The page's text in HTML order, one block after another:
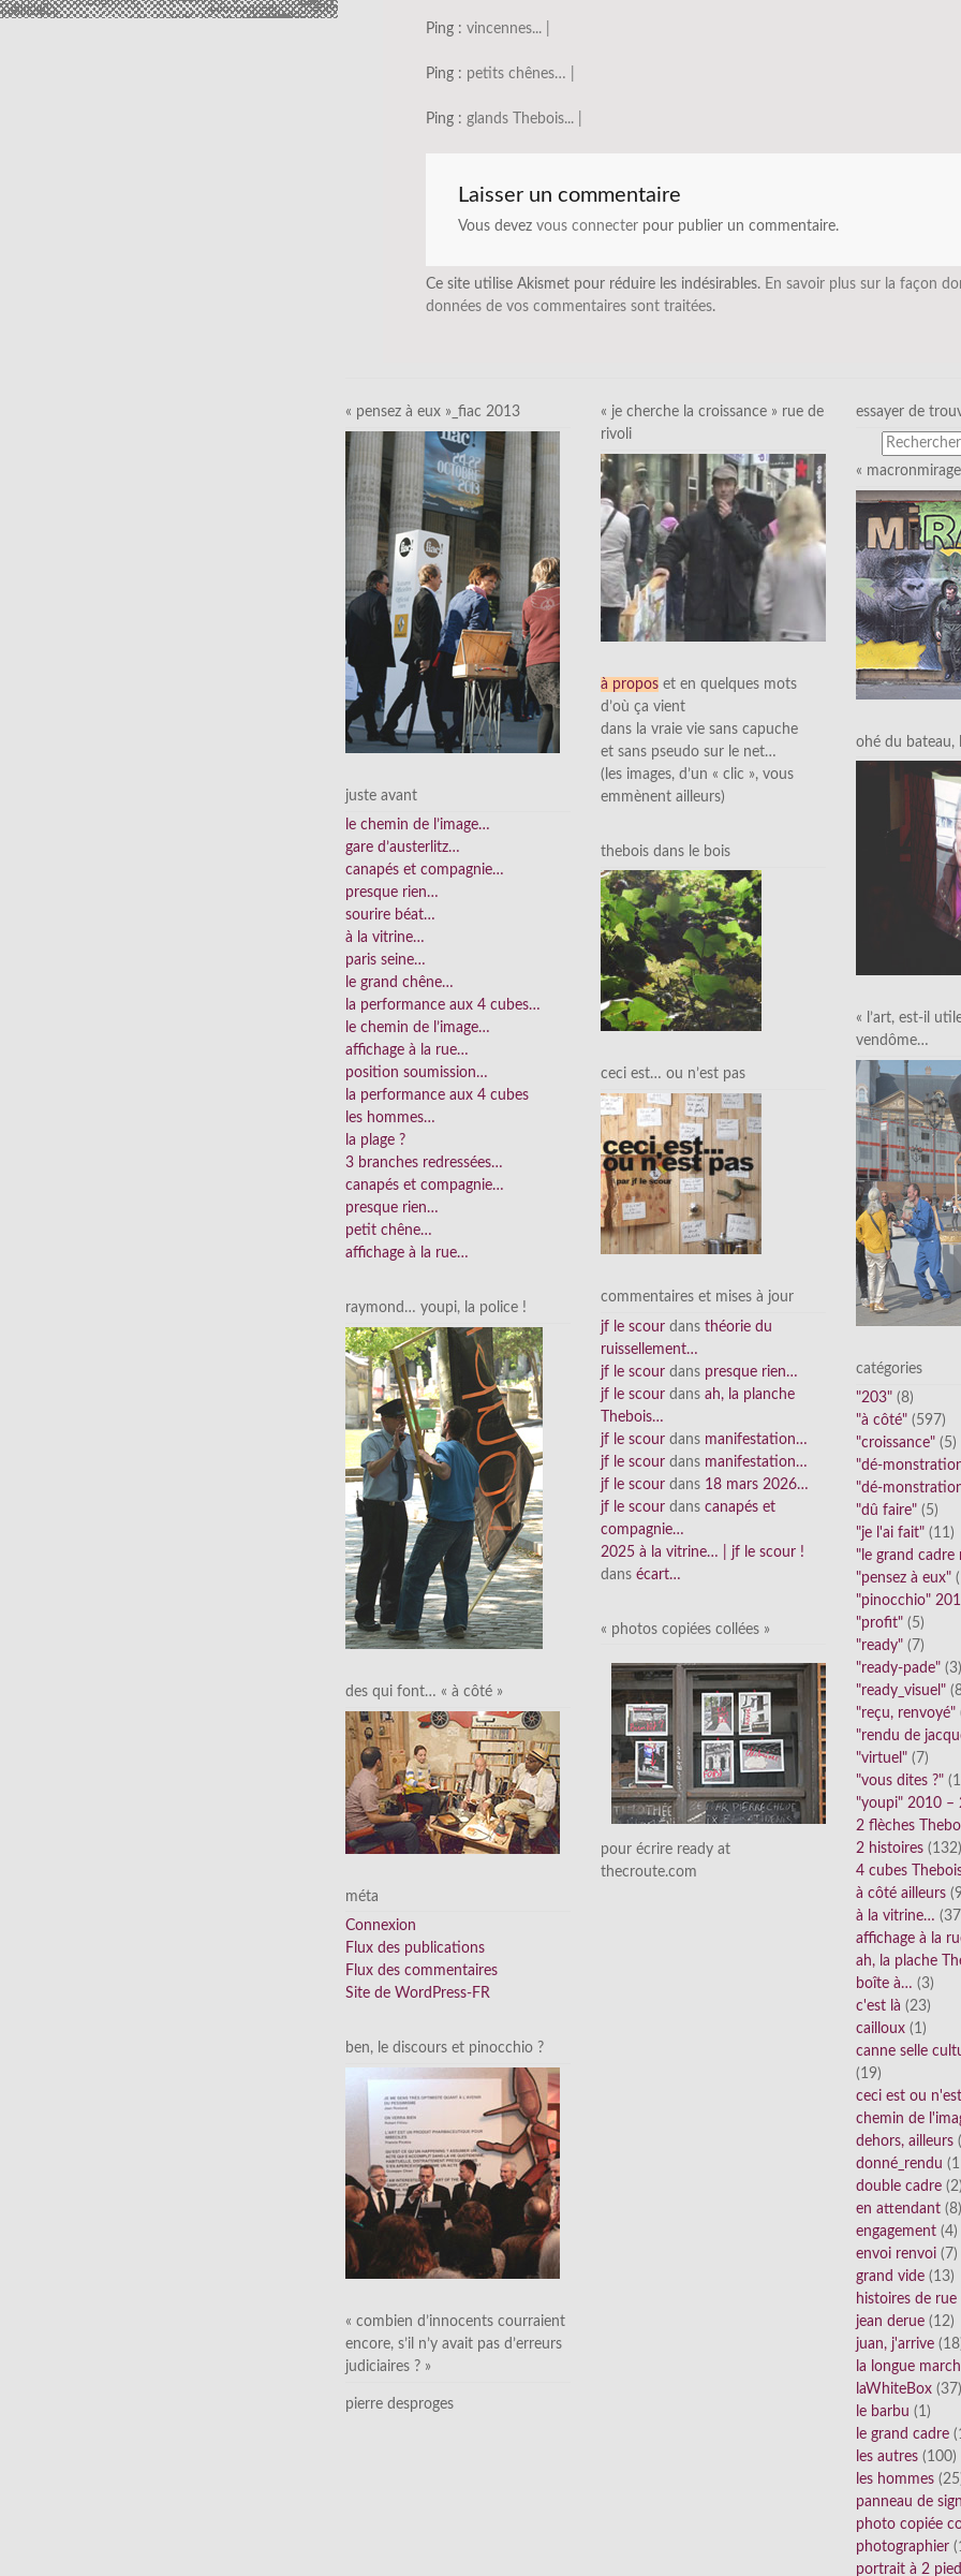
Ping : vincennes... |
Ping : petits chênes… |
Ping : glands Thebois... |
Laisser un commentaire
Vous devez vous connecter pour publier un commentaire.
Ce site utilise Akismet pour réduire les indésirables. En savoir plus sur la façon
données de vos commentaires sont traitées.
« pensez à eux »_fiac 2013
juste avant
le chemin de l’image…
gare d’austerlitz…
canapés et compagnie…
presque rien…
sourire béat…
à la vitrine…
paris seine…
le grand chêne…
la performance aux 4 cubes…
le chemin de l’image…
affichage à la rue…
position soumission…
la performance aux 4 cubes
les hommes…
la plage ?
3 branches redressées…
canapés et compagnie…
presque rien…
petit chêne…
affichage à la rue…
raymond… youpi, la police !
des qui font… « à côté »
méta
Connexion
Flux des publications
Flux des commentaires
Site de WordPress-FR
ben, le discours et pinocchio ?
« combien d’innocents courraient
encore, s’il n’y avait pas d’erreurs
judiciaires ? »
pierre desproges
« je cherche la croissance » rue de
rivoli
à propos et en quelques mots
d’où ça vient
dans la vraie vie sans capuche
et sans pseudo sur le net…
(les images, d’un « clic », vous
emmènent ailleurs)
thebois dans le bois
ceci est… ou n’est pas
commentaires et mises à jour
jf le scour dans théorie du
ruissellement…
jf le scour dans presque rien…
jf le scour dans ah, la planche
Thebois…
jf le scour dans manifestation…
jf le scour dans manifestation…
jf le scour dans 18 mars 2026…
jf le scour dans canapés et
compagnie…
2025 à la vitrine… | jf le scour !
dans écart…
« photos copiées collées »
pour écrire ready at
thecroute.com
essayer de
«
ohé du bateau,
« l’art, est-il
vendôme…
catégories
"203" (8)
"à côté" (597)
"croissance" (5)
"dé-
"dé-
"dû faire" (5)
"je l'ai fait" (11)
"le grand cadre
"pensez à eux"
"pinocchio"
"profit" (5)
"ready" (7)
"ready-pade" (3)
"ready_visuel"
"reçu, renvoyé"
"rendu de
"virtuel" (7)
"vous dites ?"
"youpi" 2010 –
2 flèches
2 histoires (132)
4 cubes
à côté ailleurs
à la vitrine…
affichage à la
ah, la plache
boîte à… (3)
c'est là (23)
cailloux (1)
canne selle
(19)
ceci est ou
chemin de
dehors, ailleurs
donné_rendu
double cadre (2)
en attendant (8)
engagement (4)
envoi renvoi (7)
grand vide (13)
histoires de rue
jean derue (12)
juan, j'arrive
la longue
laWhiteBox (37)
le barbu (1)
le grand cadre
les autres (100)
les hommes
panneau de
photo copiée
photographier
portrait à 2